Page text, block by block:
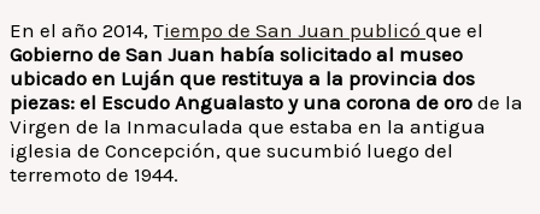
En el año 2014, Tiempo de San Juan publicó que el
Gobierno de San Juan había solicitado al museo
ubicado en Luján que restituya a la provincia dos
piezas: el Escudo Angualasto y una corona de oro de la
Virgen de la Inmaculada que estaba en la antigua
iglesia de Concepción, que sucumbió luego del
terremoto de 1944.